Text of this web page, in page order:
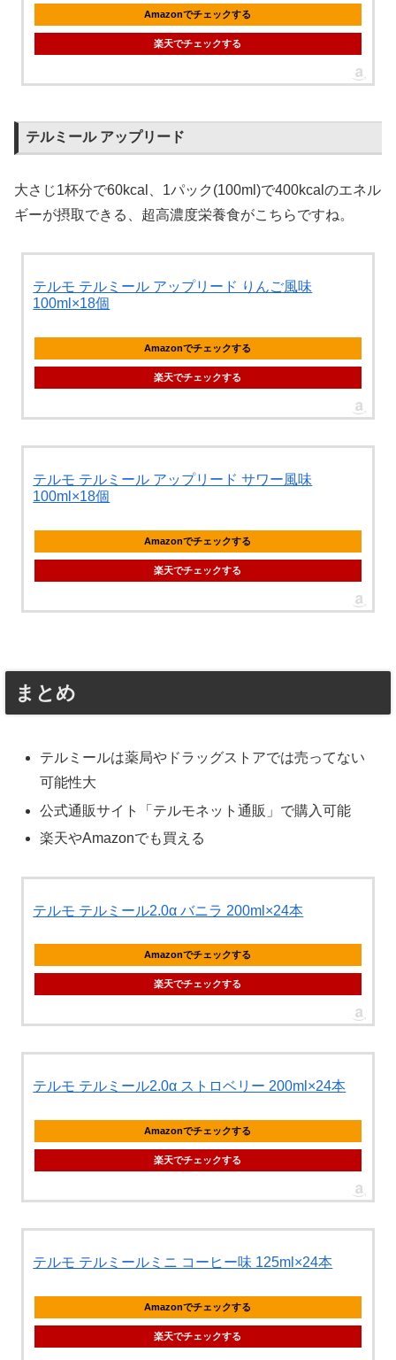
Amazonでチェックする
楽天でチェックする
テルミール アップリード
大さじ1杯分で60kcal、1パック(100ml)で400kcalのエネル
ギーが摂取できる、超高濃度栄養食がこちらですね。
テルモ テルミール アップリード りんご風味
100ml×18個
Amazonでチェックする
楽天でチェックする
テルモ テルミール アップリード サワー風味
100ml×18個
Amazonでチェックする
楽天でチェックする
まとめ
テルミールは薬局やドラッグストアでは売ってない
可能性大
公式通販サイト「テルモネット通販」で購入可能
楽天やAmazonでも買える
テルモ テルミール2.0α バニラ 200ml×24本
Amazonでチェックする
楽天でチェックする
テルモ テルミール2.0α ストロベリー 200ml×24本
Amazonでチェックする
楽天でチェックする
テルモ テルミールミニ コーヒー味 125ml×24本
Amazonでチェックする
楽天でチェックする